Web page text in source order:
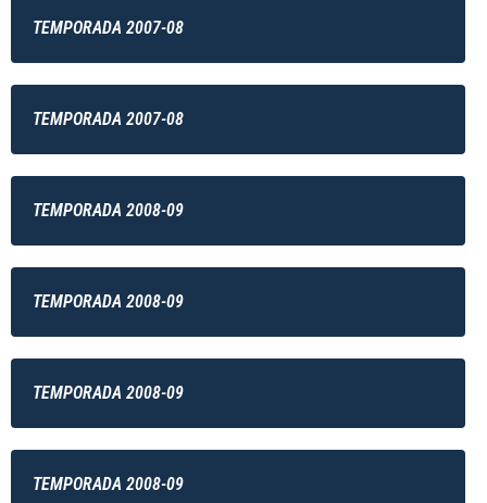
TEMPORADA 2007-08
TEMPORADA 2007-08
TEMPORADA 2008-09
TEMPORADA 2008-09
TEMPORADA 2008-09
TEMPORADA 2008-09